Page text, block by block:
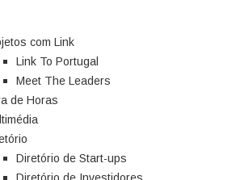
com Link
Link To Portugal
Meet The Leaders
de Horas
Diretório de Start-ups